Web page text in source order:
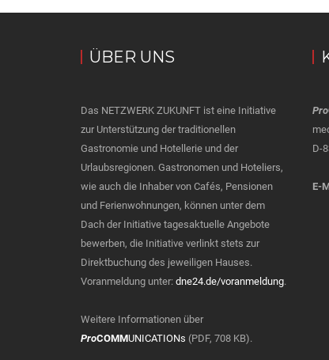
ÜBER UNS
Das NETZWERK ZUKUNFT ist eine Initiative
zur Unterstützung der traditionellen
Gastronomie und Hotellerie und der
Urlaubsregionen. Gastronomen und Hoteliers,
wie auch die Inhaber von Cafés, Pensionen
und Ferienwohnungen, können unter dem
Dach der Initiative tagesaktuelle Angebote
bewerben, die Initiative verlinkt stets zur
Direktbuchung des jeweiligen Hauses.
Voranmeldung unter: dne24.de/voranmeldung.
Weitere Informationen über
ProCOMMUNICATIONs (PDF, 708 KB).
Pro
D-
E-